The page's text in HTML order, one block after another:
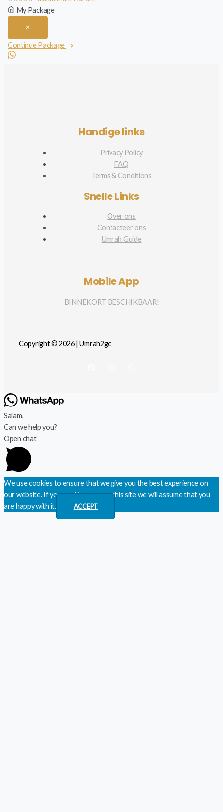
My Package
Continue Package
Handige links
Privacy Policy
FAQ
Terms & Conditions
Snelle Links
Over ons
Contacteer ons
Umrah Guide
Mobile App
BINNEKORT BESCHIKBAAR!
Copyright © 2026 | Umrah2go
Salam,
Can we help you?
Open chat
We use cookies to ensure that we give you the best experience on
our website. If you continue to use this site we will assume that you
are happy with it.
ACCEPT